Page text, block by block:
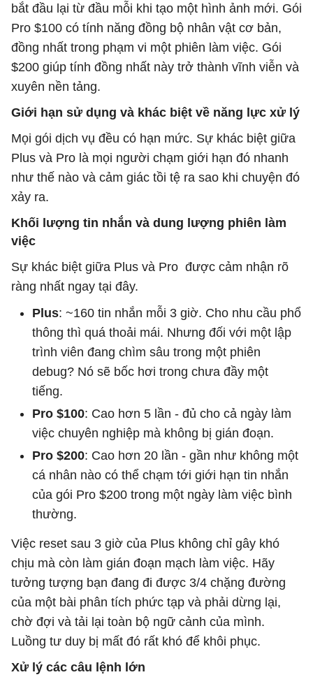
bắt đầu lại từ đầu mỗi khi tạo một hình ảnh mới. Gói
Pro $100 có tính năng đồng bộ nhân vật cơ bản,
đồng nhất trong phạm vi một phiên làm việc. Gói
$200 giúp tính đồng nhất này trở thành vĩnh viễn và
xuyên nền tảng.
Giới hạn sử dụng và khác biệt về năng lực xử lý
Mọi gói dịch vụ đều có hạn mức. Sự khác biệt giữa
Plus và Pro là mọi người chạm giới hạn đó nhanh
như thế nào và cảm giác tồi tệ ra sao khi chuyện đó
xảy ra.
Khối lượng tin nhắn và dung lượng phiên làm
việc
Sự khác biệt giữa Plus và Pro được cảm nhận rõ
ràng nhất ngay tại đây.
Plus: ~160 tin nhắn mỗi 3 giờ. Cho nhu cầu phổ
thông thì quá thoải mái. Nhưng đối với một lập
trình viên đang chìm sâu trong một phiên
debug? Nó sẽ bốc hơi trong chưa đầy một
tiếng.
Pro $100: Cao hơn 5 lần - đủ cho cả ngày làm
việc chuyên nghiệp mà không bị gián đoạn.
Pro $200: Cao hơn 20 lần - gần như không một
cá nhân nào có thể chạm tới giới hạn tin nhắn
của gói Pro $200 trong một ngày làm việc bình
thường.
Việc reset sau 3 giờ của Plus không chỉ gây khó
chịu mà còn làm gián đoạn mạch làm việc. Hãy
tưởng tượng bạn đang đi được 3/4 chặng đường
của một bài phân tích phức tạp và phải dừng lại,
chờ đợi và tải lại toàn bộ ngữ cảnh của mình.
Luồng tư duy bị mất đó rất khó để khôi phục.
Xử lý các câu lệnh lớn